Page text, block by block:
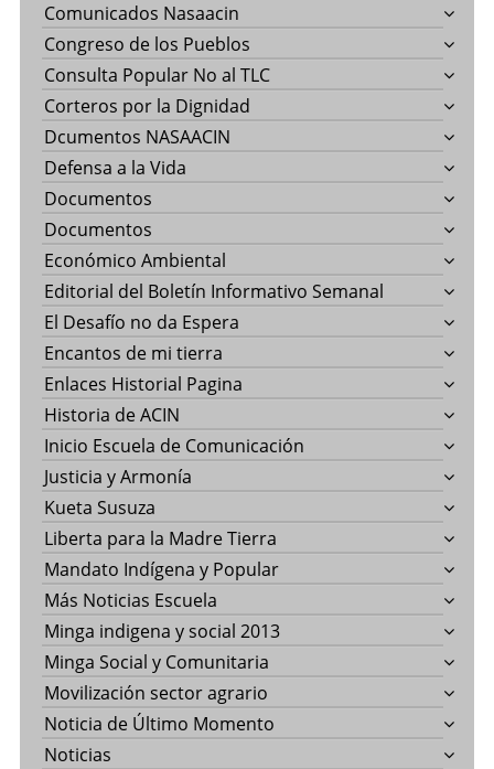
Comunicados Nasaacin
Congreso de los Pueblos
Consulta Popular No al TLC
Corteros por la Dignidad
Dcumentos NASAACIN
Defensa a la Vida
Documentos
Documentos
Económico Ambiental
Editorial del Boletín Informativo Semanal
El Desafío no da Espera
Encantos de mi tierra
Enlaces Historial Pagina
Historia de ACIN
Inicio Escuela de Comunicación
Justicia y Armonía
Kueta Susuza
Liberta para la Madre Tierra
Mandato Indígena y Popular
Más Noticias Escuela
Minga indigena y social 2013
Minga Social y Comunitaria
Movilización sector agrario
Noticia de Último Momento
Noticias